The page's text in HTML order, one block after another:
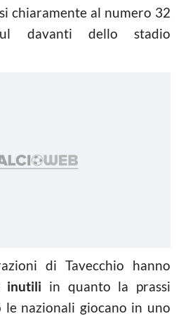
chiaramente al numero 32
davanti dello stadio
di Tavecchio hanno
inutili in quanto la prassi
le nazionali giocano in uno